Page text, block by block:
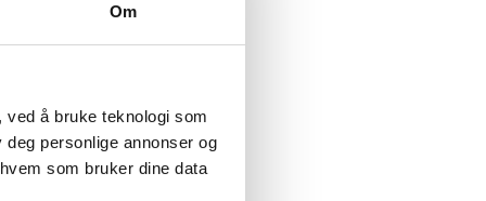
Om
å bruke teknologi som
personlige annonser og
som bruker dine data